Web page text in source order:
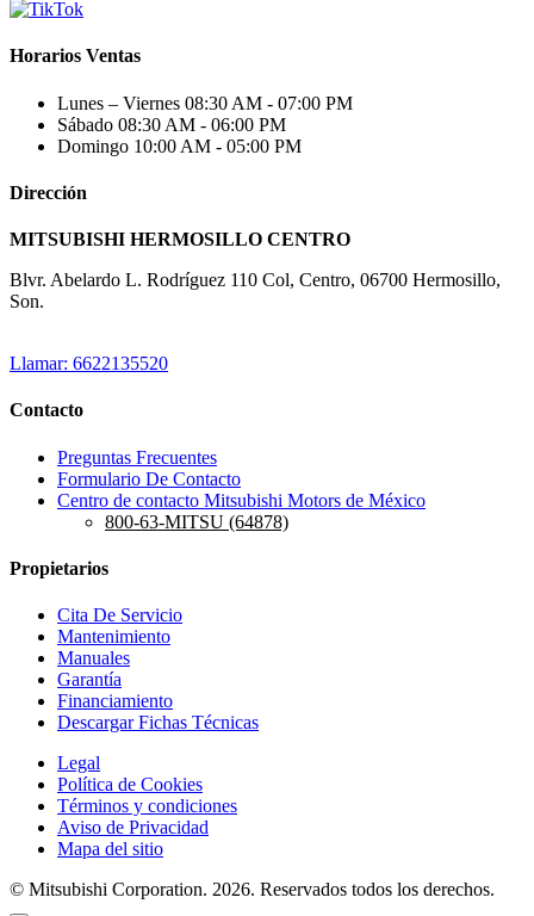
Horarios Ventas
Lunes – Viernes 08:30 AM - 07:00 PM
Sábado 08:30 AM - 06:00 PM
Domingo 10:00 AM - 05:00 PM
Dirección
MITSUBISHI HERMOSILLO CENTRO
Blvr. Abelardo L. Rodríguez 110 Col, Centro, 06700 Hermosillo,
Son.
Llamar: 6622135520
Contacto
Preguntas Frecuentes
Formulario De Contacto
Centro de contacto Mitsubishi Motors de México
800-63-MITSU (64878)
Propietarios
Cita De Servicio
Mantenimiento
Manuales
Garantía
Financiamiento
Descargar Fichas Técnicas
Legal
Política de Cookies
Términos y condiciones
Aviso de Privacidad
Mapa del sitio
© Mitsubishi Corporation. 2026. Reservados todos los derechos.